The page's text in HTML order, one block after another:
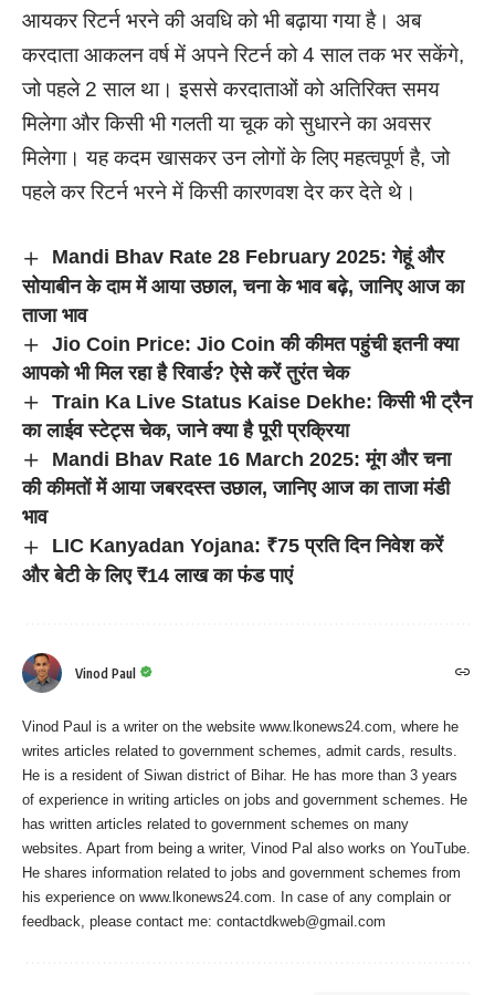
आयकर रिटर्न भरने की अवधि को भी बढ़ाया गया है। अब
करदाता आकलन वर्ष में अपने रिटर्न को 4 साल तक भर सकेंगे,
जो पहले 2 साल था। इससे करदाताओं को अतिरिक्त समय
मिलेगा और किसी भी गलती या चूक को सुधारने का अवसर
मिलेगा। यह कदम खासकर उन लोगों के लिए महत्वपूर्ण है, जो
पहले कर रिटर्न भरने में किसी कारणवश देर कर देते थे।
Mandi Bhav Rate 28 February 2025: गेहूं और
सोयाबीन के दाम में आया उछाल, चना के भाव बढ़े, जानिए आज का
ताजा भाव
Jio Coin Price: Jio Coin की कीमत पहुंची इतनी क्या
आपको भी मिल रहा है रिवार्ड? ऐसे करें तुरंत चेक
Train Ka Live Status Kaise Dekhe: किसी भी ट्रैन
का लाईव स्टेट्स चेक, जाने क्या है पूरी प्रक्रिया
Mandi Bhav Rate 16 March 2025: मूंग और चना
की कीमतों में आया जबरदस्त उछाल, जानिए आज का ताजा मंडी
भाव
LIC Kanyadan Yojana: ₹75 प्रति दिन निवेश करें
और बेटी के लिए ₹14 लाख का फंड पाएं
Vinod Paul
Vinod Paul is a writer on the website www.lkonews24.com, where he
writes articles related to government schemes, admit cards, results.
He is a resident of Siwan district of Bihar. He has more than 3 years
of experience in writing articles on jobs and government schemes. He
has written articles related to government schemes on many
websites. Apart from being a writer, Vinod Pal also works on YouTube.
He shares information related to jobs and government schemes from
his experience on www.lkonews24.com. In case of any complain or
feedback, please contact me: contactdkweb@gmail.com